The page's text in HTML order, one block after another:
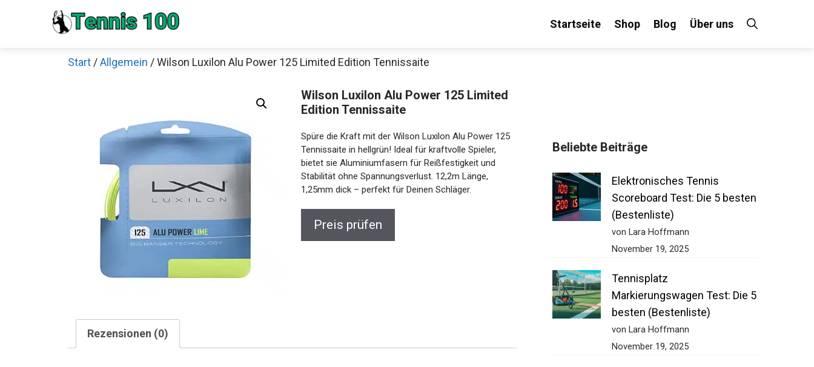
Startseite Shop Blog Über uns
Start /Allgemein / Wilson Luxilon Alu Power 125 Limited Edition Tennissaite
Wilson Luxilon Alu Power 125 Limited
Edition Tennissaite
Spüre die Kraft mit der Wilson Luxilon Alu Power 125
Tennissaite in hellgrün! Ideal für kraftvolle Spieler,
bietet sie Aluminiumfasern für Reißfestigkeit und
Stabilität ohne Spannungsverlust. 12,2m Länge,
1,25mm dick – perfekt für Deinen Schläger.
Preis prüfen
Rezensionen (0)
Beliebte Beiträge
Elektronisches Tennis
Scoreboard Test: Die 5 besten
(Bestenliste)
von Lara Hoffmann
November 19, 2025
Tennisplatz
Markierungswagen Test: Die 5
besten (Bestenliste)
von Lara Hoffmann
November 19, 2025